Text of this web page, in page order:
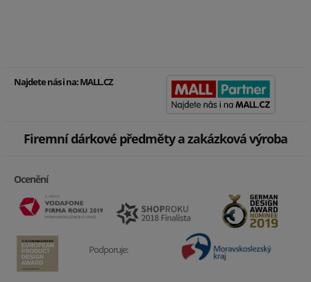
Najdete nás i na:MALL.CZ
Firemní dárkové předměty a zakázková výroba
Ocenění
Podporuje: